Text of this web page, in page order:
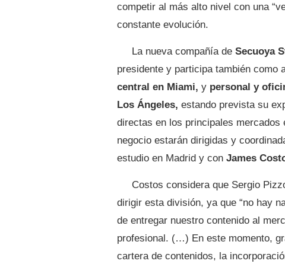
competir al más alto nivel con una
constante evolución.
La nueva compañía de Secuoya
presidente y participa también como
central en Miami, y personal y
Los Ángeles, estando prevista su
directas en los principales mercados
negocio estarán dirigidas y
estudio en Madrid y con James
Costos considera que Sergio
dirigir esta división, ya que “no hay
de entregar nuestro contenido al
profesional. (…) En este momento,
cartera de contenidos, la